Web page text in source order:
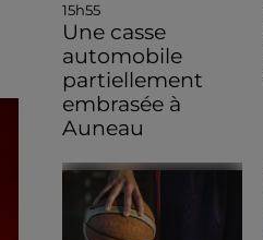
15h55
Une casse
automobile
partiellement
embrasée à
Auneau